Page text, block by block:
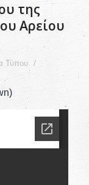
της
Αρείου
Τύπου /